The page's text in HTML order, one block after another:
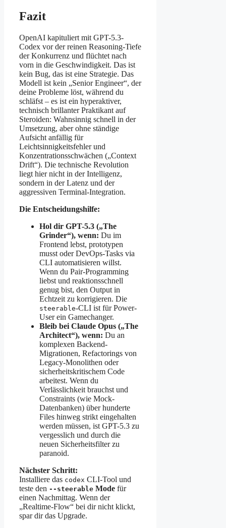
Fazit
OpenAI kapituliert mit GPT-5.3-
Codex vor der reinen Reasoning-Tiefe
der Konkurrenz und flüchtet nach
vorn in die Geschwindigkeit. Das ist
kein Bug, das ist eine Strategie. Das
Modell ist kein „Senior Engineer“, der
deine Probleme löst, während du
schläfst – es ist ein hyperaktiver,
technisch brillanter Praktikant auf
Steroiden: Wahnsinnig schnell in der
Umsetzung, aber ohne ständige
Aufsicht anfällig für
Leichtsinnigkeitsfehler und
Konzentrationsschwächen („Context
Drift“). Die technische Revolution
liegt hier nicht in der Intelligenz,
sondern in der Latenz und der
aggressiven Terminal-Integration.
Die Entscheidungshilfe:
Hol dir GPT-5.3 („The
Grinder“), wenn: Du im
Frontend lebst, prototypen
musst oder DevOps-Tasks via
CLI automatisieren willst.
Wenn du Pair-Programming
liebst und reaktionsschnell
genug bist, den Output in
Echtzeit zu korrigieren. Die
steerable-CLI ist für Power-
User ein Gamechanger.
Bleib bei Claude Opus („The
Architect“), wenn: Du an
komplexen Backend-
Migrationen, Refactorings von
Legacy-Monolithen oder
sicherheitskritischem Code
arbeitest. Wenn du
Verlässlichkeit brauchst und
Constraints (wie Mock-
Datenbanken) über hunderte
Files hinweg strikt eingehalten
werden müssen, ist GPT-5.3 zu
vergesslich und durch die
neuen Sicherheitsfilter zu
paranoid.
Nächster Schritt:
Installiere das codex CLI-Tool und
teste den --steerable Mode für
einen Nachmittag. Wenn der
„Realtime-Flow“ bei dir nicht klickt,
spar dir das Upgrade.